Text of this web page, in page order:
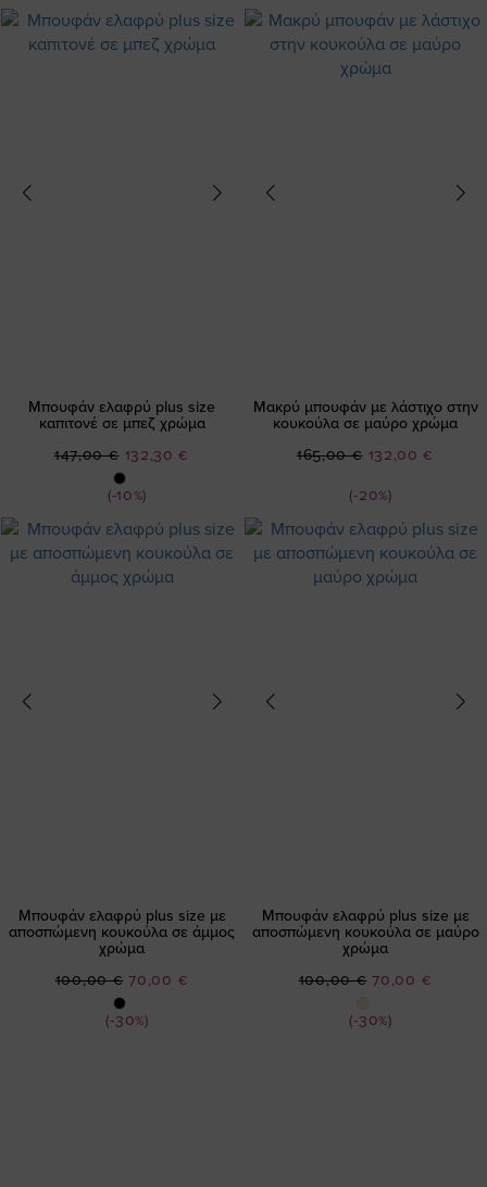
Μπουφάν ελαφρύ plus size
καπιτονέ σε μπεζ χρώμα
(-10%)
Ειδική
Τιμή
132,30 €
147,00 €
Μακρύ μπουφάν με λάστιχο στην
κουκούλα σε μαύρο χρώμα
(-20%)
Ειδική
132,00 €
165,00 €
Μπουφάν ελαφρύ plus size με
αποσπώμενη κουκούλα σε άμμος
χρώμα
(-30%)
Ειδική
70,00 €
100,00 €
Μπουφάν ελαφρύ plus size με
αποσπώμενη κουκούλα σε μαύρο
χρώμα
(-30%)
Ειδική
70,00 €
100,00 €